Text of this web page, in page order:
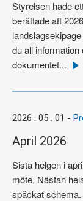
Styrelsen hade
berättade att
du all
dokumentet... Läs
2026 . 05 . 01 -
April 2026
Sista helgen i
möte. Nästan
späckat